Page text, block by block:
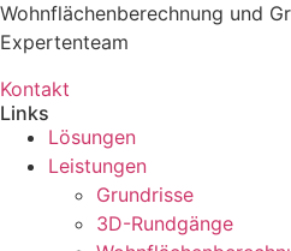
Wohnflächen­berechnung und
Expertenteam
Kontakt
Links
Lösungen
Leistungen
Grundrisse
3D-Rundgänge